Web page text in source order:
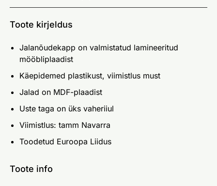
Toote kirjeldus
Jalanõudekapp on valmistatud lamineeritud
mööbliplaadist
Käepidemed plastikust, viimistlus must
Jalad on MDF-plaadist
Uste taga on üks vaheriiul
Viimistlus: tamm Navarra
Toodetud Euroopa Liidus
Toote info